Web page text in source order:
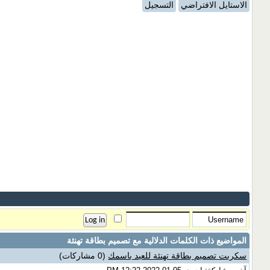
الاستايل الافتراضي
التسجيل
المواضيع ذات الكلمات الدلالية مع تصميم بطاقة تهنئة
سكربت تصميم بطاقة تهنئة للعيد باسمك (0 مشاركات)